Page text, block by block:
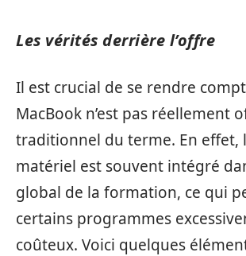
Les vérités derrière l’offre
Il est crucial de se rendre
MacBook n’est pas réellement
traditionnel du terme. En effet,
matériel est souvent intégré
global de la formation, ce qui
certains programmes
coûteux. Voici quelques